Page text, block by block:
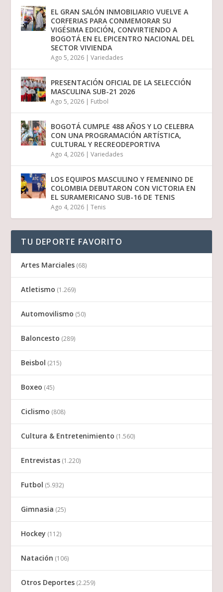
EL GRAN SALÓN INMOBILIARIO VUELVE A
CORFERIAS PARA CONMEMORAR SU
VIGÉSIMA EDICIÓN, CONVIRTIENDO A
BOGOTÁ EN EL EPICENTRO NACIONAL DEL
SECTOR VIVIENDA
Ago 5, 2026 |Variedades
PRESENTACIÓN OFICIAL DE LA SELECCIÓN
MASCULINA SUB-21 2026
Ago 5, 2026 | Futbol
BOGOTÁ CUMPLE 488 AÑOS Y LO CELEBRA
CON UNA PROGRAMACIÓN ARTÍSTICA,
CULTURAL Y RECREODEPORTIVA
Ago 4, 2026 |Variedades
LOS EQUIPOS MASCULINO Y FEMENINO DE
COLOMBIA DEBUTARON CON VICTORIA EN
EL SURAMERICANO SUB-16 DE TENIS
Ago 4, 2026 |Tenis
TU DEPORTE FAVORITO
Artes Marciales (68)
Atletismo (1.269)
Automovilismo (50)
Baloncesto (289)
Beisbol (215)
Boxeo (45)
Ciclismo (808)
Cultura & Entretenimiento (1.560)
Entrevistas (1.220)
Futbol (5.932)
Gimnasia (25)
Hockey (112)
Natación (106)
Otros Deportes (2.259)